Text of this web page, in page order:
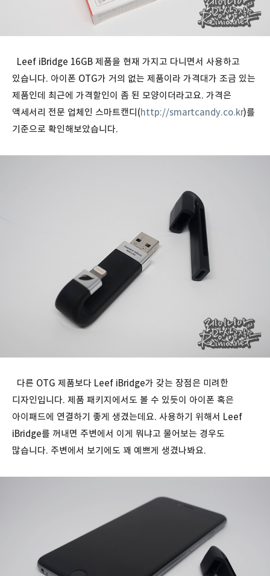
Leef iBridge 16GB 제품을 현재 가지고 다니면서 사용하고
있습니다. 아이폰 OTG가 거의 없는 제품이라 가격대가 조금 있는
제품인데 최근에 가격할인이 좀 된 모양이더라고요. 가격은
액세서리 전문 업체인 스마트캔디(http://smartcandy.co.kr)를
기준으로 확인해보았습니다.
다른 OTG 제품보다 Leef iBridge가 갖는 장점은 미려한
디자인입니다. 제품 패키지에서도 볼 수 있듯이 아이폰 혹은
아이패드에 연결하기 좋게 생겼는데요. 사용하기 위해서 Leef
iBridge를 꺼내면 주변에서 이게 뭐냐고 물어보는 경우도
많습니다. 주변에서 보기에도 꽤 예쁘게 생겼나봐요.